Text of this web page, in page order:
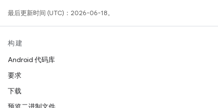
最后更新时间 (UTC)：2026-06-18。
构建
Android 代码库
要求
下载